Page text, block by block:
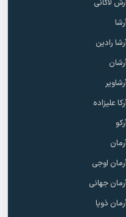
لاکانی
رادین
علیزاده
اوجی
جهانی
ذویا